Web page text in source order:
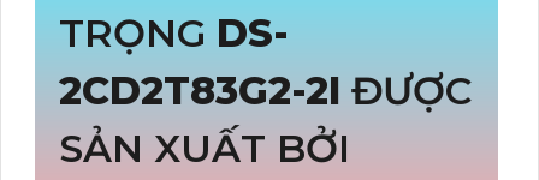
TRỌNG DS-
2CD2T83G2-2I ĐƯỢC
SẢN XUẤT BỞI